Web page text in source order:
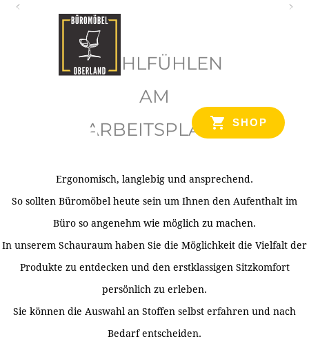
SHOP
WOHLFÜHLEN
AM
ARBEITSPLATZ
Ergonomisch, langlebig und ansprechend.
So sollten Büromöbel heute sein um Ihnen den Aufenthalt im
Büro so angenehm wie möglich zu machen.
In unserem Schauraum haben Sie die Möglichkeit die Vielfalt der
Produkte zu entdecken und den erstklassigen Sitzkomfort
persönlich zu erleben.
Sie können die Auswahl an Stoffen selbst erfahren und nach
Bedarf entscheiden.